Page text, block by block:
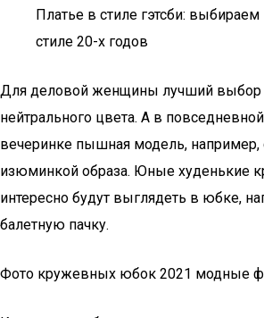
Платье в стиле гэтсби:
стиле 20-х годов
Для деловой женщины лучший
нейтрального цвета. А в
вечеринке пышная модель, например,
изюминкой образа. Юные худенькие
интересно будут выглядеть в юбке,
балетную пачку.
Фото кружевных юбок 2021 модные